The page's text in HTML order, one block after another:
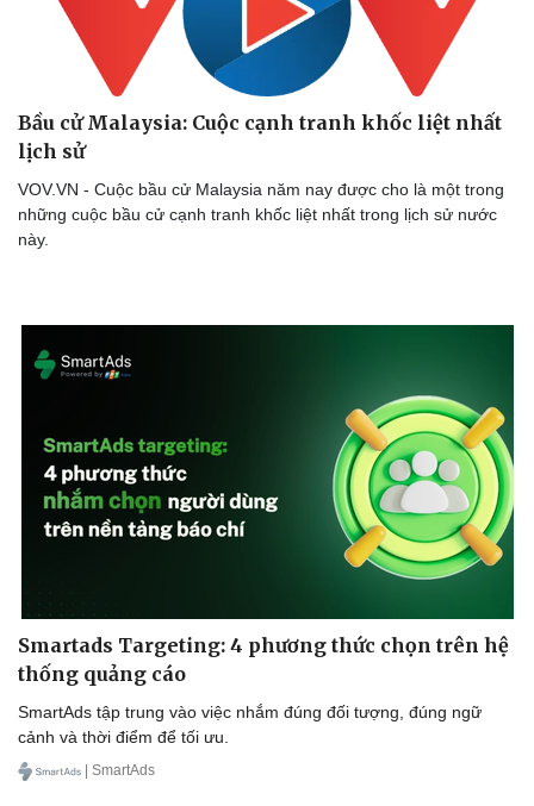
Sức khỏe
Nam khoa
Làm đẹp - giảm cân
Ăn sạch sống khỏe
Đời sống
Bầu cử Malaysia: Cuộc cạnh tranh khốc liệt nhất
lịch sử
VOV.VN - Cuộc bầu cử Malaysia năm nay được cho là một trong
những cuộc bầu cử cạnh tranh khốc liệt nhất trong lịch sử nước
này.
Smartads Targeting: 4 phương thức chọn trên hệ
thống quảng cáo
SmartAds tập trung vào việc nhắm đúng đối tượng, đúng ngữ
cảnh và thời điểm để tối ưu.
| SmartAds